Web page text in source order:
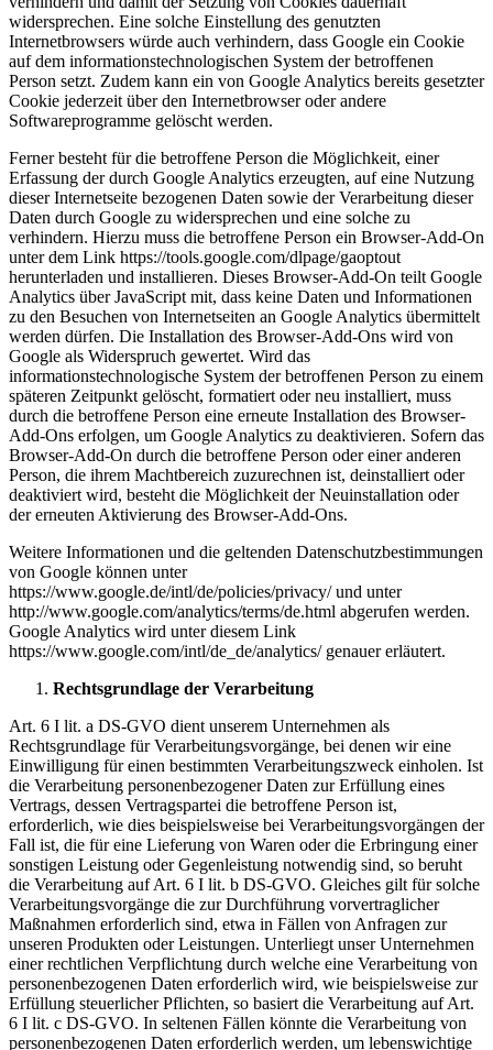
widersprechen. Eine solche Einstellung des genutzten
Internetbrowsers würde auch verhindern, dass Google ein Cookie
auf dem informationstechnologischen System der betroffenen
Person setzt. Zudem kann ein von Google Analytics bereits gesetzter
Cookie jederzeit über den Internetbrowser oder andere
Softwareprogramme gelöscht werden.
Ferner besteht für die betroffene Person die Möglichkeit, einer
Erfassung der durch Google Analytics erzeugten, auf eine Nutzung
dieser Internetseite bezogenen Daten sowie der Verarbeitung dieser
Daten durch Google zu widersprechen und eine solche zu
verhindern. Hierzu muss die betroffene Person ein Browser-Add-On
unter dem Link https://tools.google.com/dlpage/gaoptout
herunterladen und installieren. Dieses Browser-Add-On teilt Google
Analytics über JavaScript mit, dass keine Daten und Informationen
zu den Besuchen von Internetseiten an Google Analytics übermittelt
werden dürfen. Die Installation des Browser-Add-Ons wird von
Google als Widerspruch gewertet. Wird das
informationstechnologische System der betroffenen Person zu einem
späteren Zeitpunkt gelöscht, formatiert oder neu installiert, muss
durch die betroffene Person eine erneute Installation des Browser-
Add-Ons erfolgen, um Google Analytics zu deaktivieren. Sofern das
Browser-Add-On durch die betroffene Person oder einer anderen
Person, die ihrem Machtbereich zuzurechnen ist, deinstalliert oder
deaktiviert wird, besteht die Möglichkeit der Neuinstallation oder
der erneuten Aktivierung des Browser-Add-Ons.
Weitere Informationen und die geltenden Datenschutzbestimmungen
von Google können unter
https://www.google.de/intl/de/policies/privacy/ und unter
http://www.google.com/analytics/terms/de.html abgerufen werden.
Google Analytics wird unter diesem Link
https://www.google.com/intl/de_de/analytics/ genauer erläutert.
Rechtsgrundlage der Verarbeitung
Art. 6 I lit. a DS-GVO dient unserem Unternehmen als
Rechtsgrundlage für Verarbeitungsvorgänge, bei denen wir eine
Einwilligung für einen bestimmten Verarbeitungszweck einholen. Ist
die Verarbeitung personenbezogener Daten zur Erfüllung eines
Vertrags, dessen Vertragspartei die betroffene Person ist,
erforderlich, wie dies beispielsweise bei Verarbeitungsvorgängen der
Fall ist, die für eine Lieferung von Waren oder die Erbringung einer
sonstigen Leistung oder Gegenleistung notwendig sind, so beruht
die Verarbeitung auf Art. 6 I lit. b DS-GVO. Gleiches gilt für solche
Verarbeitungsvorgänge die zur Durchführung vorvertraglicher
Maßnahmen erforderlich sind, etwa in Fällen von Anfragen zur
unseren Produkten oder Leistungen. Unterliegt unser Unternehmen
einer rechtlichen Verpflichtung durch welche eine Verarbeitung von
personenbezogenen Daten erforderlich wird, wie beispielsweise zur
Erfüllung steuerlicher Pflichten, so basiert die Verarbeitung auf Art.
6 I lit. c DS-GVO. In seltenen Fällen könnte die Verarbeitung von
personenbezogenen Daten erforderlich werden, um lebenswichtige